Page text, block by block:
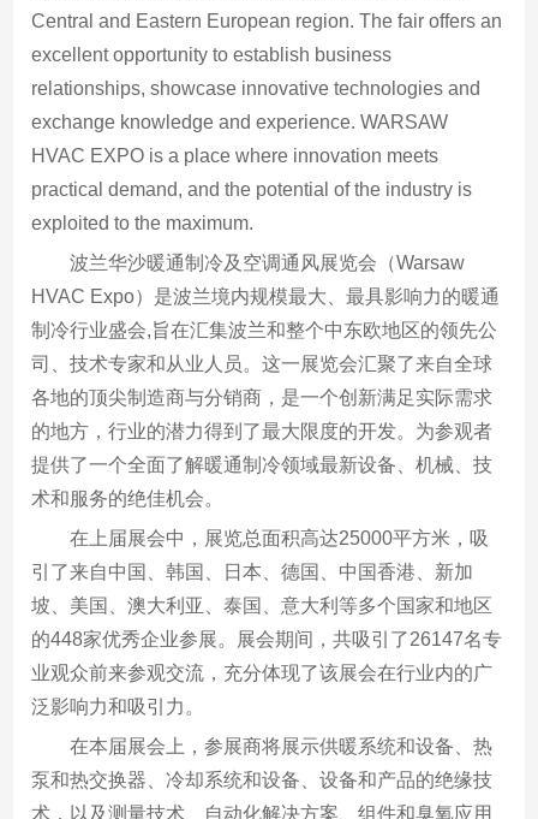
Central and Eastern European region. The fair offers an
excellent opportunity to establish business
relationships, showcase innovative technologies and
exchange knowledge and experience. WARSAW
HVAC EXPO is a place where innovation meets
practical demand, and the potential of the industry is
exploited to the maximum.
波兰华沙暖通制冷及空调通风展览会（Warsaw
HVAC Expo）是波兰境内规模最大、最具影响力的暖通
制冷行业盛会,旨在汇集波兰和整个中东欧地区的领先公
司、技术专家和从业人员。这一展览会汇聚了来自全球
各地的顶尖制造商与分销商，是一个创新满足实际需求
的地方，行业的潜力得到了最大限度的开发。为参观者
提供了一个全面了解暖通制冷领域最新设备、机械、技
术和服务的绝佳机会。
在上届展会中，展览总面积高达25000平方米，吸
引了来自中国、韩国、日本、德国、中国香港、新加
坡、美国、澳大利亚、泰国、意大利等多个国家和地区
的448家优秀企业参展。展会期间，共吸引了26147名专
业观众前来参观交流，充分体现了该展会在行业内的广
泛影响力和吸引力。
在本届展会上，参展商将展示供暖系统和设备、热
泵和热交换器、冷却系统和设备、设备和产品的绝缘技
术，以及测量技术、自动化解决方案、组件和臭氧应用